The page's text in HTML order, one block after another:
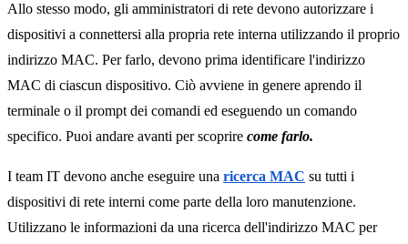
Allo stesso modo, gli amministratori di rete devono autorizzare i
dispositivi a connettersi alla propria rete interna utilizzando il proprio
indirizzo MAC. Per farlo, devono prima identificare l'indirizzo
MAC di ciascun dispositivo. Ciò avviene in genere aprendo il
terminale o il prompt dei comandi ed eseguendo un comando
specifico. Puoi andare avanti per scoprire come farlo.
I team IT devono anche eseguire una ricerca MAC su tutti i
dispositivi di rete interni come parte della loro manutenzione.
Utilizzano le informazioni da una ricerca dell'indirizzo MAC per